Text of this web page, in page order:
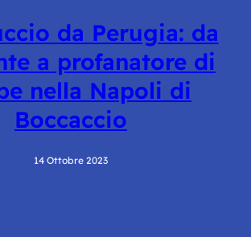
da Perugia: da
a profanatore di
nella Napoli di
Boccaccio
14 Ottobre 2023